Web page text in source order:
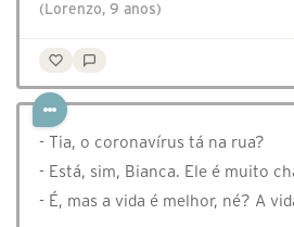
(Lorenzo, 9 anos)
- Tia, o coronavírus tá na rua?
- Está, sim, Bianca. Ele é muito
- É, mas a vida é melhor, né? A